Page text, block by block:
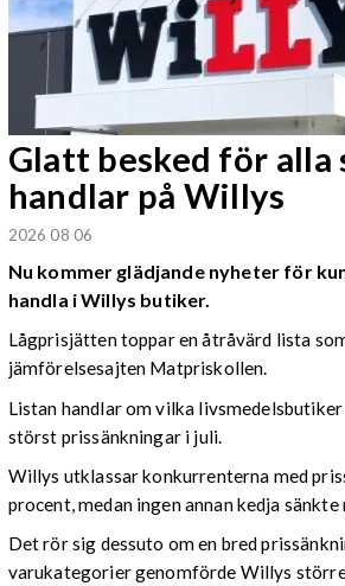
Glatt besked för alla
handlar på Willys
2026 08 06
Nu kommer glädjande nyheter för
handla i Willys butiker.
Lågprisjätten toppar en åtråvärd lista
jämförelsesajten Matpriskollen.
Listan handlar om vilka
störst prissänkningar i juli.
Willys utklassar konkurrenterna med
procent, medan ingen annan kedja
Det rör sig dessuto om en bred
varukategorier genomförde Willys